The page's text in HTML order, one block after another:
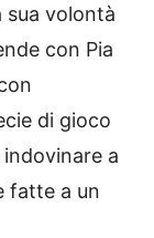
sua volontà
con Pia
di gioco
a
fatte a un